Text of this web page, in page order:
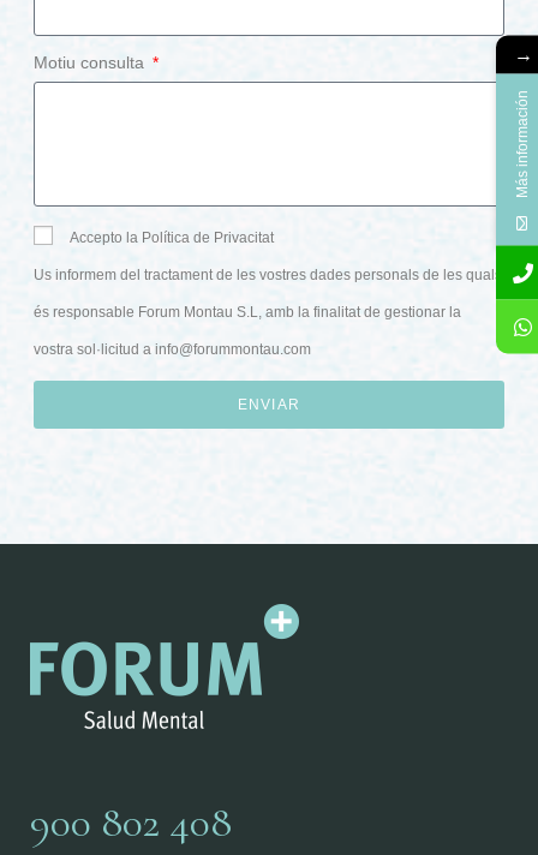
Motiu consulta
Accepto la Política de Privacitat
Us informem del tractament de les vostres dades personals de les quals
és responsable Forum Montau S.L, amb la finalitat de gestionar la
vostra sol·licitud ainfo@forummontau.com
ENVIAR
900 802 408
→
Más información